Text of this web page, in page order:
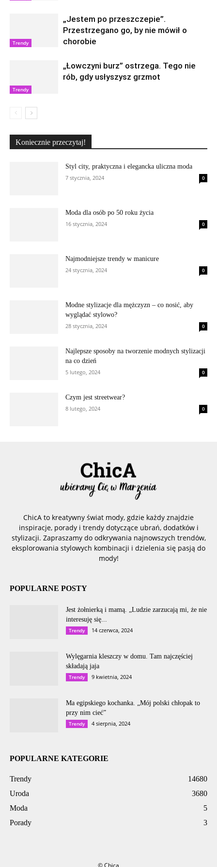
Trendy
„Jestem po przeszczepie”.
Przestrzegano go, by nie mówił o
chorobie
Trendy
„Łowczyni burz” ostrzega. Tego nie
rób, gdy usłyszysz grzmot
Koniecznie przeczytaj!
Styl city, praktyczna i elegancka uliczna moda
7 stycznia, 2024
0
Moda dla osób po 50 roku życia
16 stycznia, 2024
0
Najmodniejsze trendy w manicure
24 stycznia, 2024
0
Modne stylizacje dla mężczyzn – co nosić, aby
wyglądać stylowo?
28 stycznia, 2024
0
Najlepsze sposoby na tworzenie modnych stylizacji
na co dzień
5 lutego, 2024
0
Czym jest streetwear?
8 lutego, 2024
0
ChicA to kreatywny świat mody, gdzie każdy znajdzie
inspiracje, porady i trendy dotyczące ubrań, dodatków i
stylizacji. Zapraszamy do odkrywania najnowszych trendów,
eksplorowania stylowych kombinacji i dzielenia się pasją do
mody!
POPULARNE POSTY
Jest żołnierką i mamą. „Ludzie zarzucają mi, że nie
interesuję się...
Trendy 14 czerwca, 2024
Wylęgarnia kleszczy w domu. Tam najczęściej
składają jaja
Trendy 9 kwietnia, 2024
Ma egipskiego kochanka. „Mój polski chłopak to
przy nim cieć”
Trendy 4 sierpnia, 2024
POPULARNE KATEGORIE
Trendy
14680
Uroda
3680
Moda
5
Porady
3
© Chica